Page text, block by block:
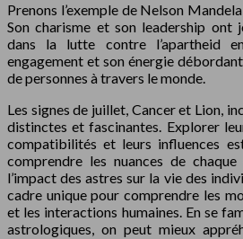
Prenons l’exemple de Nelson
Son charisme et son leadership ont
dans la lutte contre l’apartheid
engagement et son énergie
de personnes à travers le monde.
Les signes de juillet, Cancer et Lion,
distinctes et fascinantes. Explorer
compatibilités et leurs influences
comprendre les nuances de
l’impact des astres sur la vie des
cadre unique pour comprendre les
et les interactions humaines. En se
astrologiques, on peut mieux